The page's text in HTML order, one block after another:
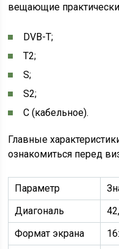
вещающие
DVB-T;
T2;
S;
S2;
C (кабельное).
Главные
ознакомиться перед
Параметр
Диагональ
Формат экрана